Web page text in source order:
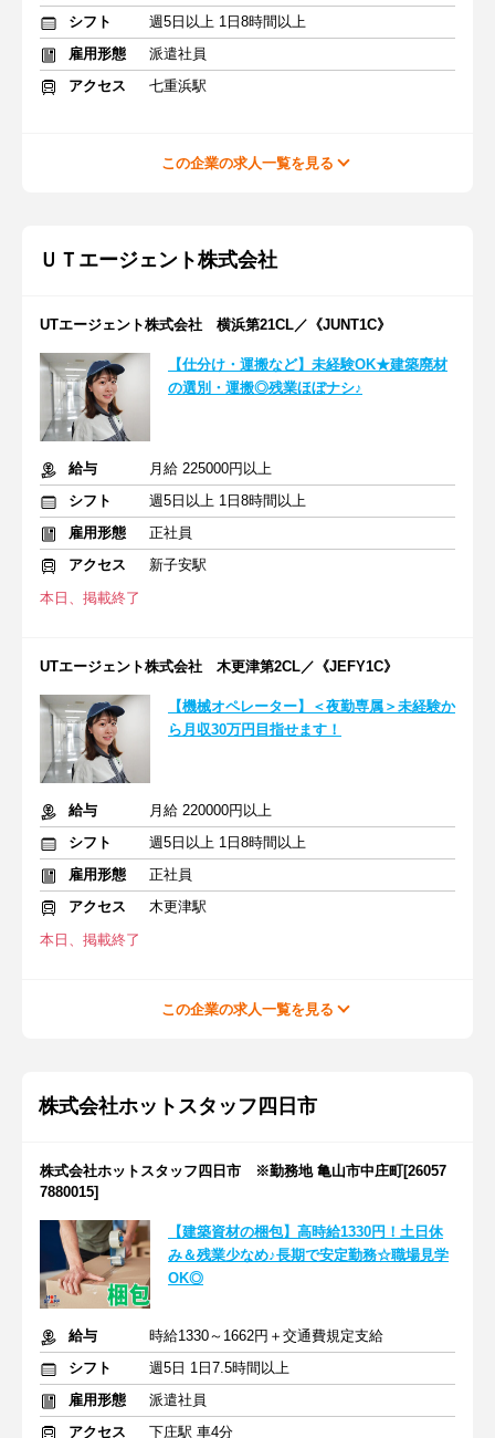
シフト
週5日以上 1日8時間以上
雇用形態
派遣社員
アクセス
七重浜駅
この企業の求人一覧を見る
ＵＴエージェント株式会社
UTエージェント株式会社 横浜第21CL／《JUNT1C》
【仕分け・運搬など】未経験OK★建築廃材
の選別・運搬◎残業ほぼナシ♪
給与
月給 225000円以上
シフト
週5日以上 1日8時間以上
雇用形態
正社員
アクセス
新子安駅
本日、掲載終了
UTエージェント株式会社 木更津第2CL／《JEFY1C》
【機械オペレーター】＜夜勤専属＞未経験か
ら月収30万円目指せます！
給与
月給 220000円以上
シフト
週5日以上 1日8時間以上
雇用形態
正社員
アクセス
木更津駅
本日、掲載終了
この企業の求人一覧を見る
株式会社ホットスタッフ四日市
株式会社ホットスタッフ四日市 ※勤務地 亀山市中庄町[26057
7880015]
【建築資材の梱包】高時給1330円！土日休
み＆残業少なめ♪長期で安定勤務☆職場見学
OK◎
給与
時給1330～1662円＋交通費規定支給
シフト
週5日 1日7.5時間以上
雇用形態
派遣社員
アクセス
下庄駅 車4分